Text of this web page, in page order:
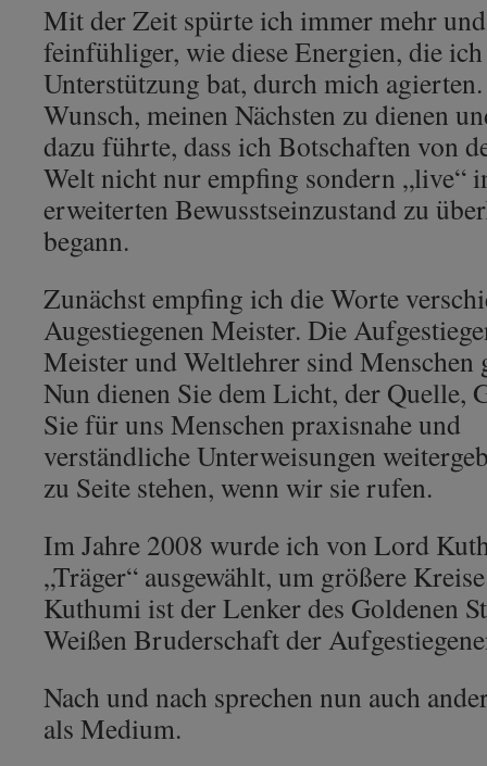
Mit der Zeit spürte ich immer mehr
feinfühliger, wie diese Energien, die
Unterstützung bat, durch mich
Wunsch, meinen Nächsten zu dienen
dazu führte, dass ich Botschaften von
Welt nicht nur empfing sondern „live“
erweiterten Bewusstseinzustand zu
begann.
Zunächst empfing ich die Worte
Augestiegenen Meister. Die
Meister und Weltlehrer sind Menschen
Nun dienen Sie dem Licht, der Quelle,
Sie für uns Menschen praxisnahe und
verständliche Unterweisungen
zu Seite stehen, wenn wir sie rufen.
Im Jahre 2008 wurde ich von Lord
„Träger“ ausgewählt, um größere
Kuthumi ist der Lenker des Goldenen
Weißen Bruderschaft der
Nach und nach sprechen nun auch
als Medium.